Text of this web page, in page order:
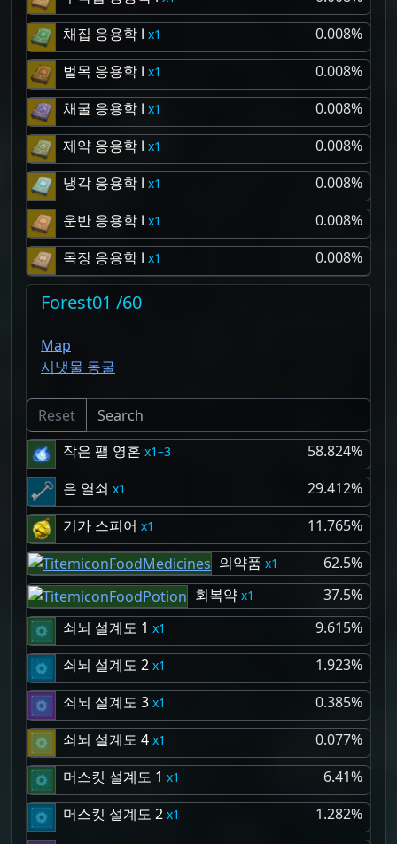
채집 응용학 Ⅰ
1
0.008%
벌목 응용학 Ⅰ
1
0.008%
채굴 응용학 Ⅰ
1
0.008%
제약 응용학 Ⅰ
1
0.008%
냉각 응용학 Ⅰ
1
0.008%
운반 응용학 Ⅰ
1
0.008%
목장 응용학 Ⅰ
1 0.008%
Forest01 /60
Map
시냇물 동굴
Reset
작은 팰 영혼
1–3
58.824%
은 열쇠
1
29.412%
기가 스피어
1
11.765%
의약품
1
62.5%
회복약
1
37.5%
쇠뇌 설계도 1
1
9.615%
쇠뇌 설계도 2
1
1.923%
쇠뇌 설계도 3
1
0.385%
쇠뇌 설계도 4
1
0.077%
머스킷 설계도 1
1
6.41%
머스킷 설계도 2
1
1.282%